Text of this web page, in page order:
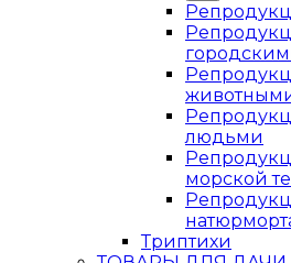
людьми
морской
Триптихи